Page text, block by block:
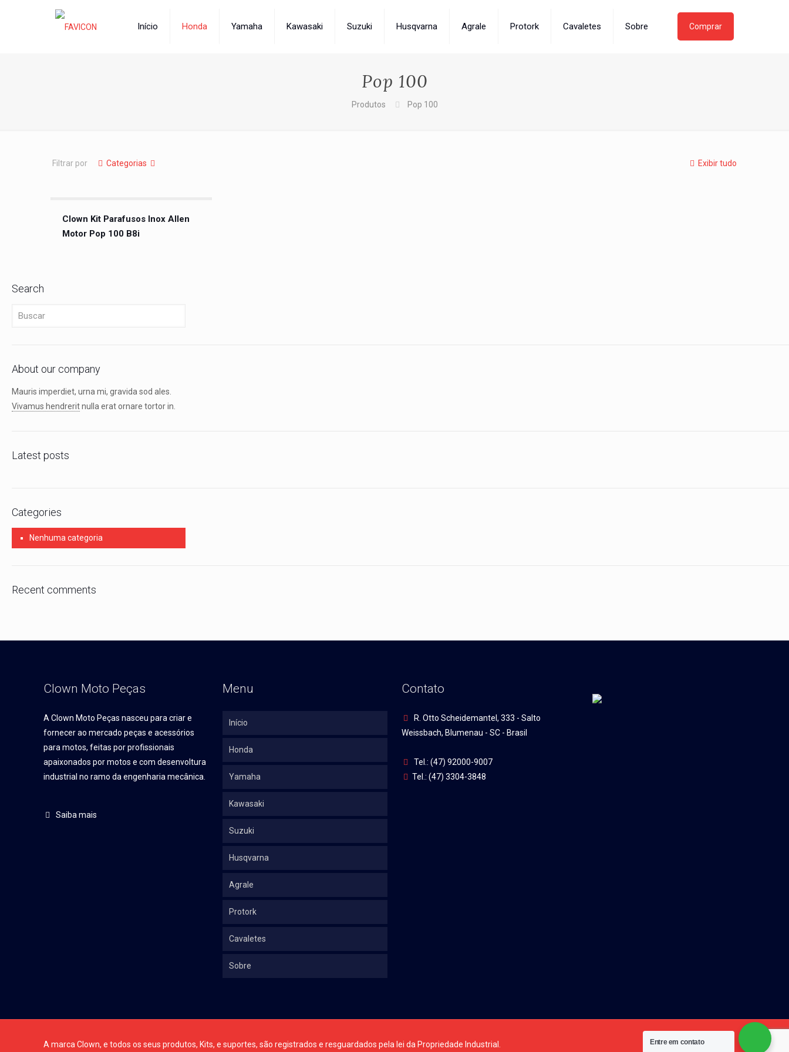
Início Honda Yamaha Kawasaki Suzuki Husqvarna Agrale Protork Cavaletes Sobre Comprar
Pop 100
Produtos Pop 100
Filtrar por Categorias Exibir tudo
Clown Kit Parafusos Inox Allen
Motor Pop 100 B8i
Search
About our company
Mauris imperdiet, urna mi, gravida sod ales.
Vivamus hendreritnulla erat ornare tortor in.
Latest posts
Categories
Nenhuma categoria
Recent comments
Clown Moto Peças
A Clown Moto Peças nasceu para criar e
fornecer ao mercado peças e acessórios
para motos, feitas por profissionais
apaixonados por motos e com desenvoltura
industrial no ramo da engenharia mecânica.
Saiba mais
Menu
Início
Honda
Yamaha
Kawasaki
Suzuki
Husqvarna
Agrale
Protork
Cavaletes
Sobre
Contato
R. Otto Scheidemantel, 333 - Salto
Weissbach, Blumenau - SC - Brasil
Tel.: (47) 92000-9007
Tel.: (47) 3304-3848
A marca Clown, e todos os seus produtos, Kits, e suportes, são registrados e resguardados pela lei da Propriedade Industrial. Entre em contato